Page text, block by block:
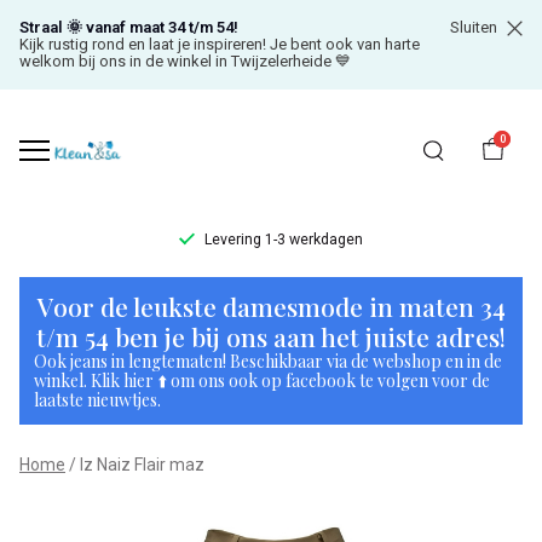
Straal 🌞 vanaf maat 34 t/m 54!
Kijk rustig rond en laat je inspireren! Je bent ook van harte
welkom bij ons in de winkel in Twijzelerheide 💙
Sluiten
0
Levering 1-3 werkdagen
Iz
Naiz
Flair
maz
-
Voor de leukste damesmode in maten 34
t/m 54 ben je bij ons aan het juiste adres!
Ook jeans in lengtematen! Beschikbaar via de webshop en in de
winkel. Klik hier ⬆️ om ons ook op facebook te volgen voor de
laatste nieuwtjes.
Home Iz Naiz Flair maz